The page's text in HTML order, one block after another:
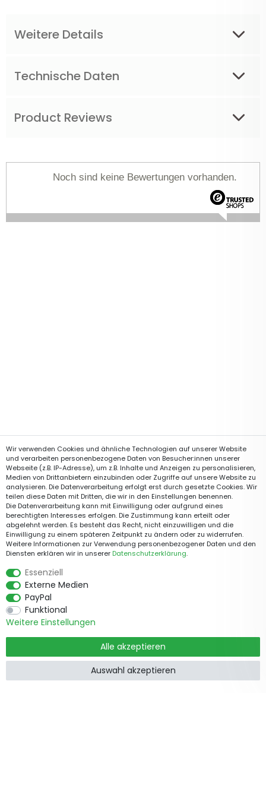
Weitere Details
Technische Daten
Product Reviews
Noch sind keine Bewertungen vorhanden.
Wir verwenden Cookies und ähnliche Technologien auf unserer Website
und verarbeiten personenbezogene Daten von Besucher:innen unserer
Webseite (z.B. IP-Adresse), um z.B. Inhalte und Anzeigen zu personalisieren,
Medien von Drittanbietern einzubinden oder Zugriffe auf unsere Website zu
analysieren. Die Datenverarbeitung erfolgt erst durch gesetzte Cookies. Wir
teilen diese Daten mit Dritten, die wir in den Einstellungen benennen.
Die Datenverarbeitung kann mit Einwilligung oder aufgrund eines
berechtigten Interesses erfolgen. Die Zustimmung kann erteilt oder
abgelehnt werden. Es besteht das Recht, nicht einzuwilligen und die
Einwilligung zu einem späteren Zeitpunkt zu ändern oder zu widerrufen.
Weitere Informationen zur Verwendung personenbezogener Daten und den
Diensten erklären wir in unserer Daten­schutz­erklärung.
Essenziell
Externe Medien
PayPal
Funktional
Weitere Einstellungen
Alle akzeptieren
Auswahl akzeptieren
Informationen